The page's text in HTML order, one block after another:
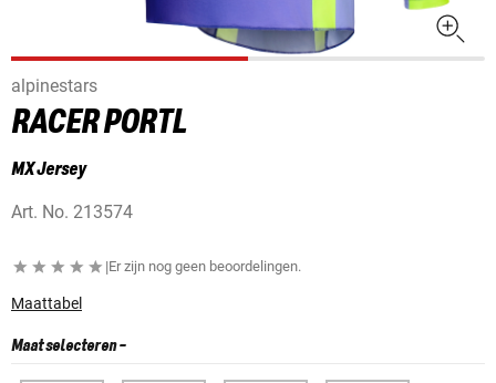
alpinestars
RACER PORTL
MX Jersey
Art. No. 213574
|Er zijn nog geen beoordelingen.
Maattabel
Maat selecteren-